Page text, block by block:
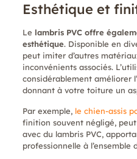
Esthétique et
Le lambris PVC offre
esthétique. Disponible en
peut imiter d’autres
inconvénients associés.
considérablement améliorer
donnant à votre toiture un
Par exemple, le chien-assis
finition souvent négligé,
avec du lambris PVC,
professionnelle à l’ensemble